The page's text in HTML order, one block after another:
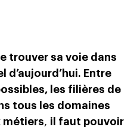
trouver sa voie dans
d’aujourd’hui. Entre
les filières de
tous les domaines
métiers, il faut pouvoir